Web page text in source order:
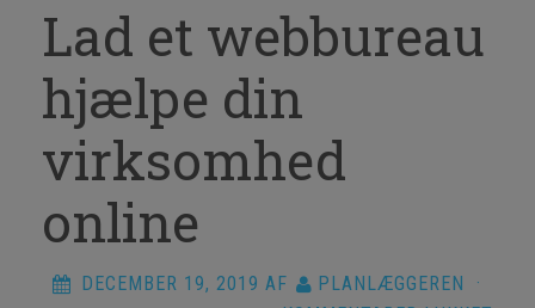
Lad et webbureau
hjælpe din
virksomhed
online
DECEMBER 19, 2019 AF PLANLÆGGEREN
·